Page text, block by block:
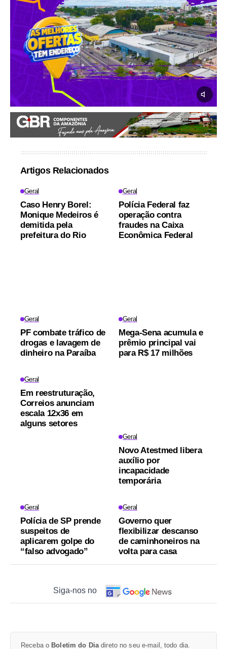
Artigos Relacionados
Geral
Caso Henry Borel:
Monique Medeiros é
demitida pela
prefeitura do Rio
Geral
Polícia Federal faz
operação contra
fraudes na Caixa
Econômica Federal
Geral
PF combate tráfico de
drogas e lavagem de
dinheiro na Paraíba
Geral
Mega-Sena acumula e
prêmio principal vai
para R$ 17 milhões
Geral
Em reestruturação,
Correios anunciam
escala 12x36 em
alguns setores
Geral
Novo Atestmed libera
auxílio por
incapacidade
temporária
Geral
Polícia de SP prende
suspeitos de
aplicarem golpe do
“falso advogado”
Geral
Governo quer
flexibilizar descanso
de caminhoneiros na
volta para casa
Siga-nos no
Receba o Boletim do Dia direto no seu e-mail, todo dia.